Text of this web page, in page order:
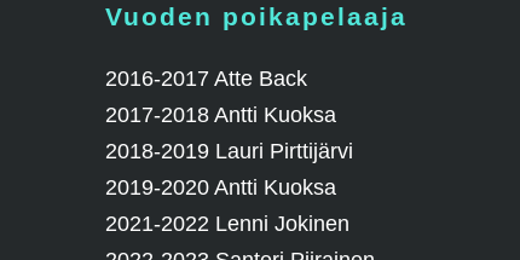
Vuoden poikapelaaja
2016-2017 Atte Back
2017-2018 Antti Kuoksa
2018-2019 Lauri Pirttijärvi
2019-2020 Antti Kuoksa
2021-2022 Lenni Jokinen